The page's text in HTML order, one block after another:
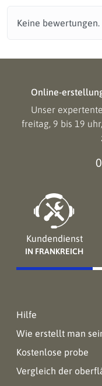
Keine bewertungen.
Online-
Unser
freitag, 9 bis 19
Kundendienst
IN FRANKREICH
Hilfe
Wie erstellt man
Kostenlose probe
Vergleich der